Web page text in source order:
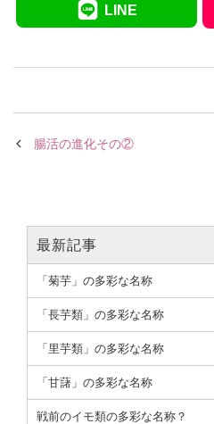
LINE
腸活の進化その②
最新記事
「菊芋」の多彩な名称
「長芋類」の多彩な名称
「里芋類」の多彩な名称
「甘藷」の多彩な名称
戦前のイモ類の多彩な名称？